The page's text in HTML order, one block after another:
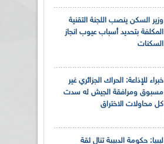
وزير السكن ينصب اللجنة التقنية
المكلفة بتحديد أسباب عيوب انجاز
السكنات
خبراء للإذاعة: الحراك الجزائري غير
مسبوق ومرافقة الجيش له سدت
كل محاولات الاختراق
ليبيا: حكومة الدبيبة تنال ثقة